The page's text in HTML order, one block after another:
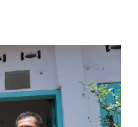
lunak untuk mereka. "
dan
tak mengetahui ada
untuk para pelaku